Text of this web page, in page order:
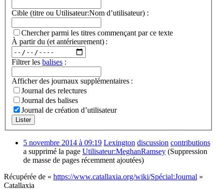
Cible (titre ou Utilisateur:Nom d’utilisateur) :
Chercher parmi les titres commençant par ce texte
À partir du (et antérieurement) :
Filtrer les balises :
Afficher des journaux supplémentaires :
Journal des relectures
Journal des balises
Journal de création d’utilisateur
Lister
5 novembre 2014 à 09:19 Lexington discussion contributions
a supprimé la page Utilisateur:MeghanRamsey (Suppression
de masse de pages récemment ajoutées)
Récupérée de « https://www.catallaxia.org/wiki/Spécial:Journal »
Catallaxia